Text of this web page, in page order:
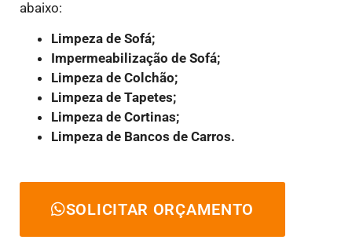
abaixo:
Limpeza de Sofá;
Impermeabilização de Sofá;
Limpeza de Colchão;
Limpeza de Tapetes;
Limpeza de Cortinas;
Limpeza de Bancos de Carros.
SOLICITAR ORÇAMENTO